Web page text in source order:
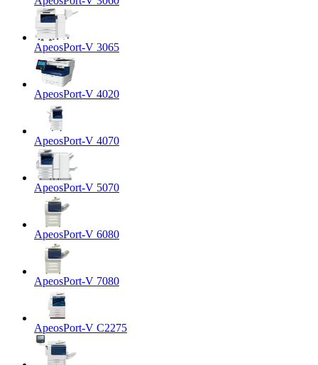
ApeosPort-V 3065
ApeosPort-V 4020
ApeosPort-V 4070
ApeosPort-V 5070
ApeosPort-V 6080
ApeosPort-V 7080
ApeosPort-V C2275